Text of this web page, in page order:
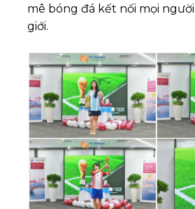
mê bóng đá kết nối mọi
giới.